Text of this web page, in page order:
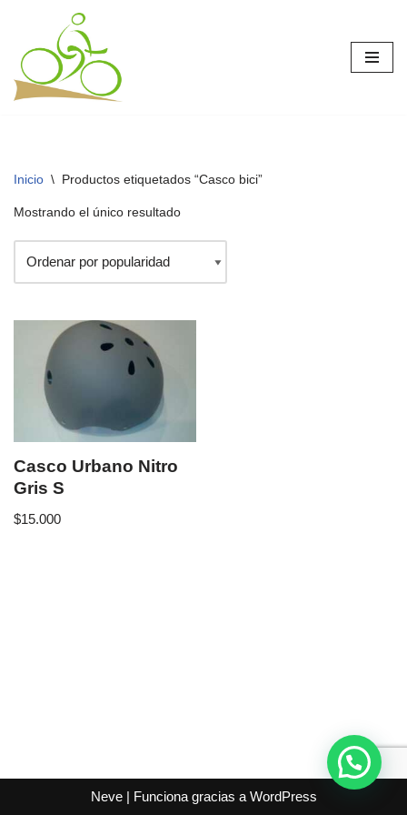
Saltar
al
contenido
Inicio \ Productos etiquetados “Casco bici”
Mostrando el único resultado
Casco Urbano Nitro
Gris S
$15.000
Neve| Funciona gracias a WordPress